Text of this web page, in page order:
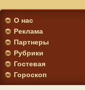
О нас
Реклама
Партнеры
Рубрики
Гостевая
Гороскоп